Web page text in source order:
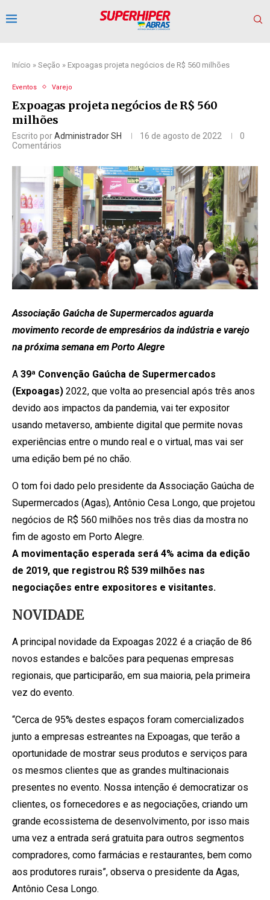
Início » Seção » Expoagas projeta negócios de R$ 560 milhões
Eventos Varejo
Expoagas projeta negócios de R$ 560
milhões
Escrito porAdministrador SH 16 de agosto de 2022
0
Comentários
Associação Gaúcha de Supermercados aguarda
movimento recorde de empresários da indústria e varejo
na próxima semana em Porto Alegre
A 39ª Convenção Gaúcha de Supermercados
(Expoagas) 2022, que volta ao presencial após três anos
devido aos impactos da pandemia, vai ter expositor
usando metaverso, ambiente digital que permite novas
experiências entre o mundo real e o virtual, mas vai ser
uma edição bem pé no chão.
O tom foi dado pelo presidente da Associação Gaúcha de
Supermercados (Agas), Antônio Cesa Longo, que projetou
negócios de R$ 560 milhões nos três dias da mostra no
fim de agosto em Porto Alegre.
A movimentação esperada será 4% acima da edição
de 2019, que registrou R$ 539 milhões nas
negociações entre expositores e visitantes.
NOVIDADE
A principal novidade da Expoagas 2022 é a criação de 86
novos estandes e balcões para pequenas empresas
regionais, que participarão, em sua maioria, pela primeira
vez do evento.
“Cerca de 95% destes espaços foram comercializados
junto a empresas estreantes na Expoagas, que terão a
oportunidade de mostrar seus produtos e serviços para
os mesmos clientes que as grandes multinacionais
presentes no evento. Nossa intenção é democratizar os
clientes, os fornecedores e as negociações, criando um
grande ecossistema de desenvolvimento, por isso mais
uma vez a entrada será gratuita para outros segmentos
compradores, como farmácias e restaurantes, bem como
aos produtores rurais”, observa o presidente da Agas,
Antônio Cesa Longo.